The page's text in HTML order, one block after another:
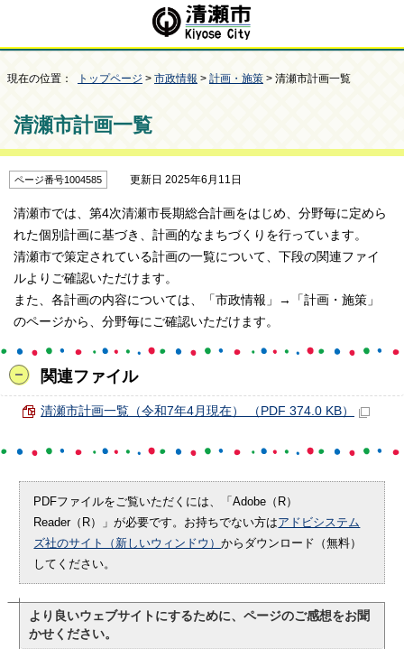
現在の位置： トップページ > 市政情報 > 計画・施策 > 清瀬市計画一覧
清瀬市計画一覧
ページ番号1004585 更新日 2025年6月11日
清瀬市では、第4次清瀬市長期総合計画をはじめ、分野毎に定めら
れた個別計画に基づき、計画的なまちづくりを行っています。
清瀬市で策定されている計画の一覧について、下段の関連ファイ
ルよりご確認いただけます。
また、各計画の内容については、「市政情報」→「計画・施策」
のページから、分野毎にご確認いただけます。
関連ファイル
清瀬市計画一覧（令和7年4月現在） （PDF 374.0 KB）
PDFファイルをご覧いただくには、「Adobe（R）
Reader（R）」が必要です。お持ちでない方はアドビシステム
ズ社のサイト（新しいウィンドウ）からダウンロード（無料）
してください。
より良いウェブサイトにするために、ページのご感想をお聞
かせください。